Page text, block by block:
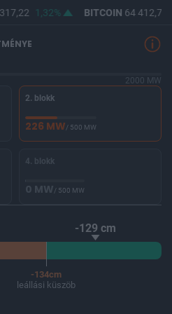
317,22 1,32% BITCOIN 64 412,78
2000 MW
2. blokk
226 MW/ 500 MW
4. blokk
0 MW/ 500 MW
-129 cm
-134cm
leállási küszöb